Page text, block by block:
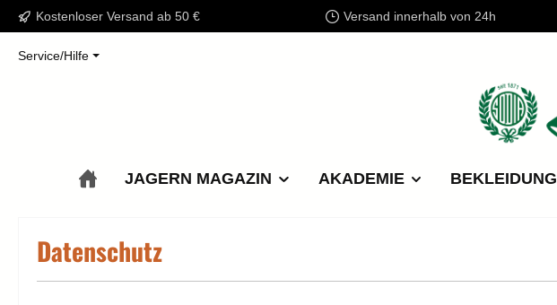
Hauptinhalt springen
Zur Suche springen
Zur Hauptnavigation springen
Kostenloser Versand ab 50 € Versand innerhalb von 24h
Service/Hilfe
JAGERN MAGAZIN AKADEMIE BEKLEIDUNG
Datenschutz